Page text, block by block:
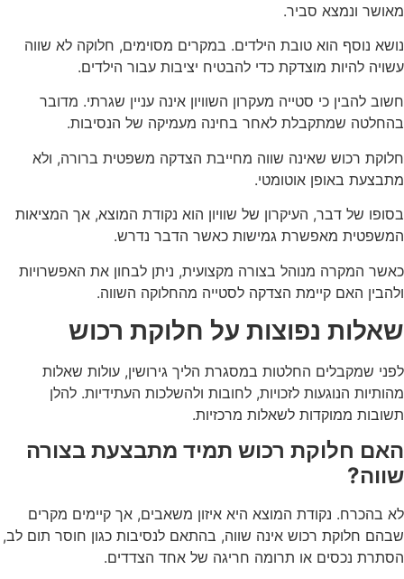
מאושר ונמצא סביר.
נושא נוסף הוא טובת הילדים. במקרים מסוימים, חלוקה לא שווה
עשויה להיות מוצדקת כדי להבטיח יציבות עבור הילדים.
חשוב להבין כי סטייה מעקרון השוויון אינה עניין שגרתי. מדובר
בהחלטה שמתקבלת לאחר בחינה מעמיקה של הנסיבות.
חלוקת רכוש שאינה שווה מחייבת הצדקה משפטית ברורה, ולא
מתבצעת באופן אוטומטי.
בסופו של דבר, העיקרון של שוויון הוא נקודת המוצא, אך המציאות
המשפטית מאפשרת גמישות כאשר הדבר נדרש.
כאשר המקרה מנוהל בצורה מקצועית, ניתן לבחון את האפשרויות
ולהבין האם קיימת הצדקה לסטייה מהחלוקה השווה.
שאלות נפוצות על חלוקת רכוש
לפני שמקבלים החלטות במסגרת הליך גירושין, עולות שאלות
מהותיות הנוגעות לזכויות, לחובות ולהשלכות העתידיות. להלן
תשובות ממוקדות לשאלות מרכזיות.
האם חלוקת רכוש תמיד מתבצעת בצורה
שווה?
לא בהכרח. נקודת המוצא היא איזון משאבים, אך קיימים מקרים
שבהם חלוקת רכוש אינה שווה, בהתאם לנסיבות כגון חוסר תום לב,
הסתרת נכסים או תרומה חריגה של אחד הצדדים.